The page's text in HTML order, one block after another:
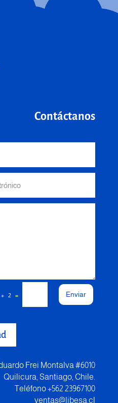
Contáctanos
2 = Enviar
Frei Montalva #6010
Quilicura, Santiago, Chile.
Teléfono +562 23967100
ventas@libesa.cl